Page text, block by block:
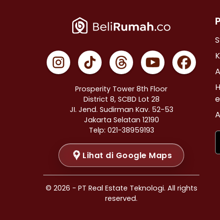
Properti Dijual di Johar Baru >
Properti Dijual di Menteng >
Properti Dijual di Tanah Abang >
Properti Dijual di Kramat >
Properti Dijual di Bendungan Hilir >
Properti Dijual di Jakarta Selatan >
Properti Dijual di Cilandak >
Properti Dijual di Gandaria Selatan >
Properti Dijual di Cipete Selatan >
Properti Dijual di Lenteng Agung >
Properti Dijual di Pondok Pinang >
Properti Dijual di Kebayoran Baru >
Properti Dijual di Mampang Prapatan >
Prosperity Tower 8th Floor
District 8, SCBD Lot 28
JI. Jend. Sudirman Kav. 52-53
Jakarta Selatan 12190
Telp: 021-38959193
Lihat di Google Maps
© 2026 - PT Real Estate Teknologi. All rights
reserved.